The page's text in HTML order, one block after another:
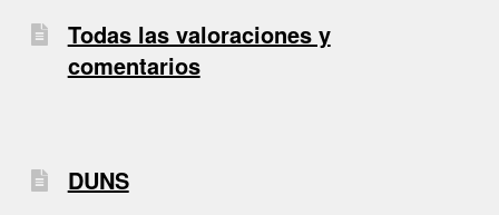
Todas las valoraciones y
comentarios
DUNS